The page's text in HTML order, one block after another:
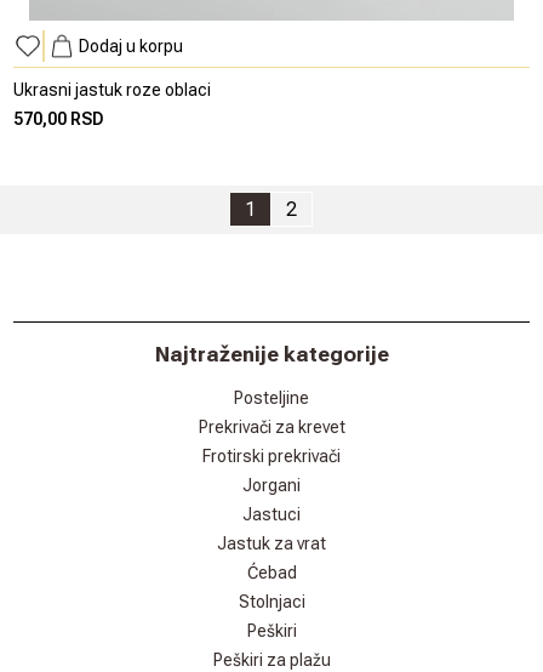
Dodaj u korpu
Ukrasni jastuk roze oblaci
570,00 RSD
1 2
Najtraženije kategorije
Posteljine
Prekrivači za krevet
Frotirski prekrivači
Jorgani
Jastuci
Jastuk za vrat
Ćebad
Stolnjaci
Peškiri
Peškiri za plažu